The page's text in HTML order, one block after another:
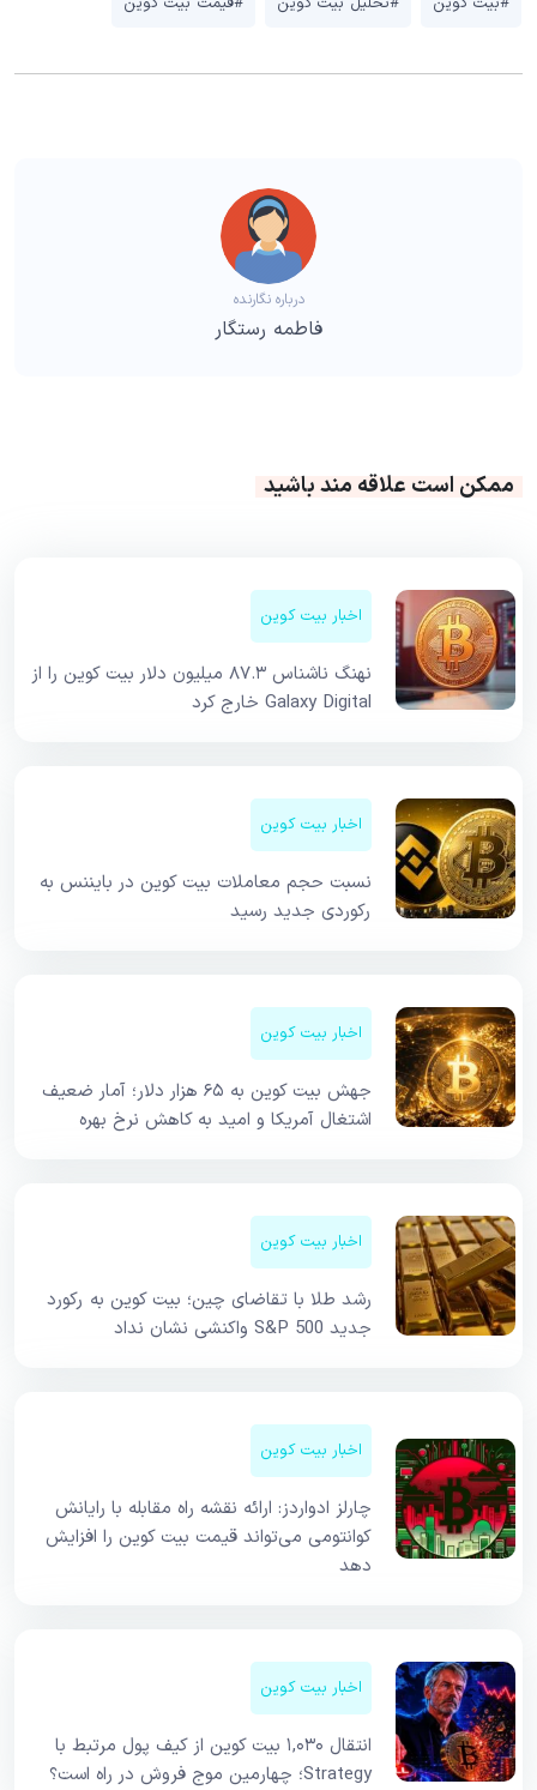
درباره نگارنده
فاطمه رستگار
ممکن است علاقه مند باشید
اخبار بیت کوین
نهنگ ناشناس ۸۷.۳ میلیون دلار بیت کوین را از
Galaxy Digital خارج کرد
اخبار بیت کوین
نسبت حجم معاملات بیت کوین در بایننس به
رکوردی جدید رسید
اخبار بیت کوین
جهش بیت کوین به ۶۵ هزار دلار؛ آمار ضعیف
اشتغال آمریکا و امید به کاهش نرخ بهره
اخبار بیت کوین
رشد طلا با تقاضای چین؛ بیت کوین به رکورد
جدید S&P 500 واکنشی نشان نداد
اخبار بیت کوین
چارلز ادواردز: ارائه نقشه راه مقابله با رایانش
کوانتومی می‌تواند قیمت بیت کوین را افزایش
دهد
اخبار بیت کوین
انتقال ۱,۰۳۰ بیت کوین از کیف پول مرتبط با
Strategy؛ چهارمین موج فروش در راه است؟